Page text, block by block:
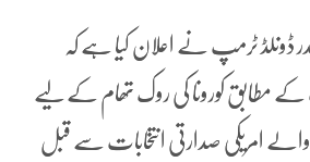
ڈونلڈ ٹرمپ نے اعلان کیا ہے کہ
کے مطابق کورونا کی روک تھام کے لیے
ہونے والے امریکی صدارتی انتخابات سے قبل